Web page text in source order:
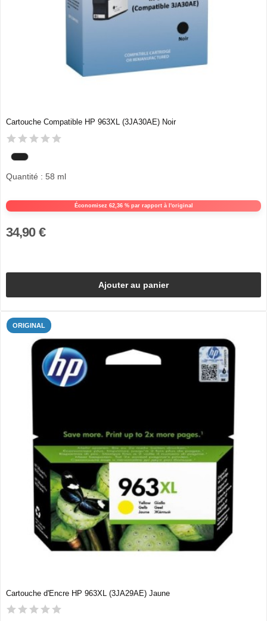
Cartouche Compatible HP 963XL (3JA30AE) Noir
Économisez 62,36 % par rapport à l'original
Quantité : 58 ml
34,90 €
Ajouter au panier
ORIGINAL
Cartouche d'Encre HP 963XL (3JA29AE) Jaune